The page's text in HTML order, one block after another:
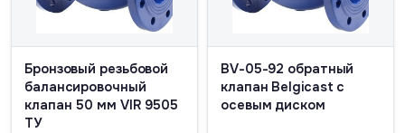
Бронзовый резьбовой
балансировочный
клапан 50 мм VIR 9505
ТУ
BV-05-92 обратный
клапан Belgicast с
осевым диском